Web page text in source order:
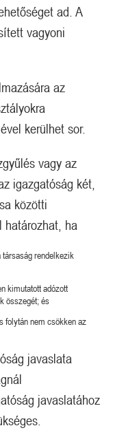
ad. A
vagyoni
az
kerülhet sor.
vagy az
igazgatóság két,
közötti
határozhat, ha
társaság rendelkezik
kimutatott adózott
összegét; és
folytán nem csökken az
javaslata
javaslatához